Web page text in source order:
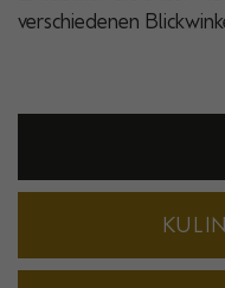
verschiedenen